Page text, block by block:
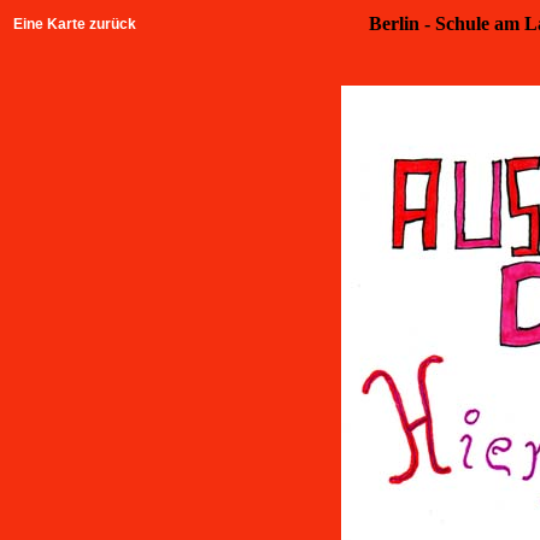
Eine Karte zurück Berlin - Schule am